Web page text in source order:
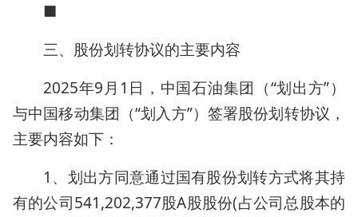
■
三、股份划转协议的主要内容
2025年9月1日，中国石油集团（“划出方”）
与中国移动集团（“划入方”）签署股份划转协议，
主要内容如下：
1、划出方同意通过国有股份划转方式将其持
有的公司541,202,377股A股股份(占公司总股本的